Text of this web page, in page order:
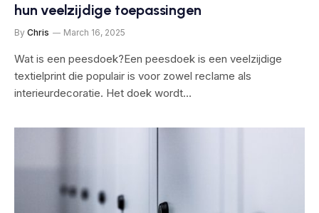
hun veelzijdige toepassingen
By Chris March 16, 2025
Wat is een peesdoek?Een peesdoek is een veelzijdige
textielprint die populair is voor zowel reclame als
interieurdecoratie. Het doek wordt…